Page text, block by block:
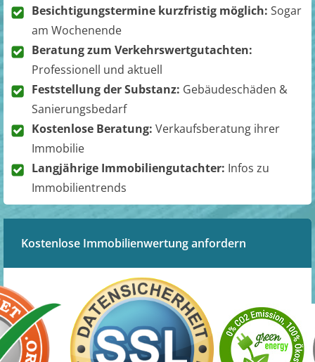
Besichtigungstermine kurzfristig möglich: Sogar
am Wochenende
Beratung zum Verkehrswertgutachten:
Professionell und aktuell
Feststellung der Substanz: Gebäudeschäden &
Sanierungsbedarf
Kostenlose Beratung: Verkaufsberatung ihrer
Immobilie
Langjährige Immobiliengutachter: Infos zu
Immobilientrends
Kostenlose Immobilienwertung anfordern